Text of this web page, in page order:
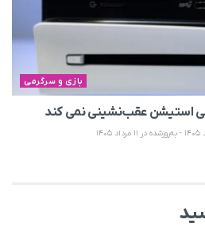
بازی و سرگرمی
استیشن عقب‌نشینی نمی‌ کند